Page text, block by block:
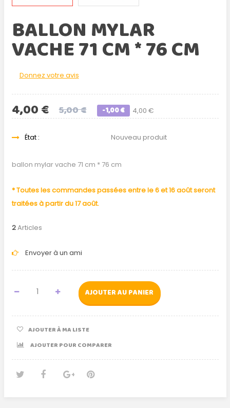
BALLON MYLAR
VACHE 71 CM * 76 CM
Donnez votre avis
4,00 €
4,00 € 5,00 € -1,00 €
État : Nouveau produit
ballon mylar vache 71 cm * 76 cm
* Toutes les commandes passées entre le 6 et 16 août seront
traitées à partir du 17 août.
2Articles
Envoyer à un ami
AJOUTER AU PANIER
AJOUTER À MA LISTE
AJOUTER POUR COMPARER